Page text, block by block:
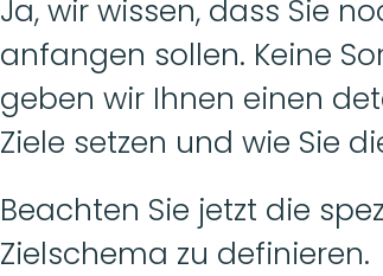
Ja, wir wissen, dass Sie
anfangen sollen. Keine
geben wir Ihnen einen
Ziele setzen und wie Sie
Beachten Sie jetzt die
Zielschema zu definieren.